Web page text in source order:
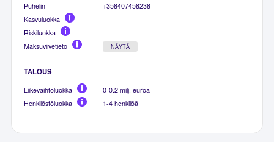
Puhelin
+358407458238
Kasvuluokka
Riskiluokka
Maksuviivetieto
NÄYTÄ
TALOUS
Liikevaihtoluokka
0-0.2 milj. euroa
Henkilöstöluokka
1-4 henkilöä